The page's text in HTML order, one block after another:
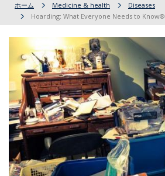
ホーム Medicine & health
Diseases
Hoarding: What Everyone Needs to Know®